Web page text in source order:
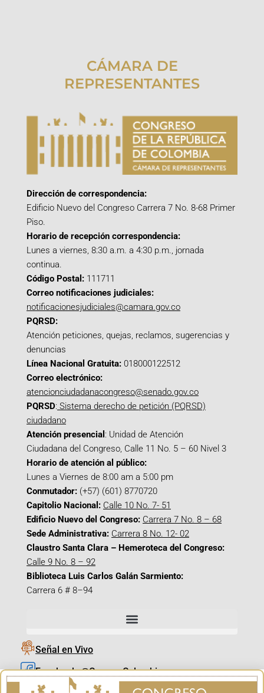
CÁMARA DE
REPRESENTANTES
Dirección de correspondencia:
Edificio Nuevo del Congreso Carrera 7 No. 8-68 Primer
Piso.
Horario de recepción correspondencia:
Lunes a viernes, 8:30 a.m. a 4:30 p.m., jornada
continua.
Código Postal: 111711
Correo notificaciones judiciales:
notificacionesjudiciales@camara.gov.co
PQRSD:
Atención peticiones, quejas, reclamos, sugerencias y
denuncias
Línea Nacional Gratuita: 018000122512
Correo electrónico:
atencionciudadanacongreso@senado.gov.co
PQRSD: Sistema derecho de petición (PQRSD)
ciudadano
Atención presencial : Unidad de Atención
Ciudadana del Congreso, Calle 11 No. 5 – 60 Nivel 3
Horario de atención al público:
Lunes a Viernes de 8:00 am a 5:00 pm
Conmutador: (+57) (601) 8770720
Capitolio Nacional: Calle 10 No. 7- 51
Edificio Nuevo del Congreso: Carrera 7 No. 8 – 68
Sede Administrativa: Carrera 8 No. 12- 02
Claustro Santa Clara – Hemeroteca del Congreso:
Calle 9 No. 8 – 92
Biblioteca Luis Carlos Galán Sarmiento:
Carrera 6 # 8–94
Señal en Vivo
Facebook_@CamaraColombia